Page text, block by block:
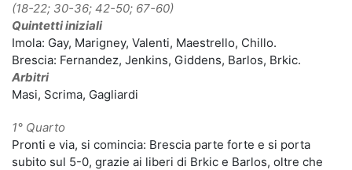
(18-22; 30-36; 42-50; 67-60)
Quintetti iniziali
Imola: Gay, Marigney, Valenti, Maestrello, Chillo.
Brescia: Fernandez, Jenkins, Giddens, Barlos, Brkic.
Arbitri
Masi, Scrima, Gagliardi
1° Quarto
Pronti e via, si comincia: Brescia parte forte e si porta
subito sul 5-0, grazie ai liberi di Brkic e Barlos, oltre che